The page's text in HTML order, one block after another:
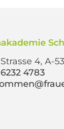
4, A-
4783